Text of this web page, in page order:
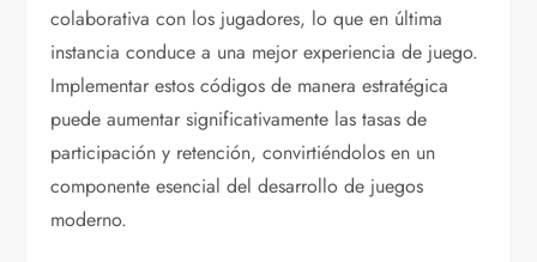
colaborativa con los jugadores, lo que en última
instancia conduce a una mejor experiencia de juego.
Implementar estos códigos de manera estratégica
puede aumentar significativamente las tasas de
participación y retención, convirtiéndolos en un
componente esencial del desarrollo de juegos
moderno.